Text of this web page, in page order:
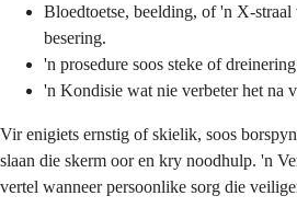
Bloedtoetse, beelding, of 'n X-
besering.
'n prosedure soos steke of
'n Kondisie wat nie verbeter het na
Vir enigiets ernstig of skielik, soos
slaan die skerm oor en kry noodhulp. 'n
vertel wanneer persoonlike sorg die